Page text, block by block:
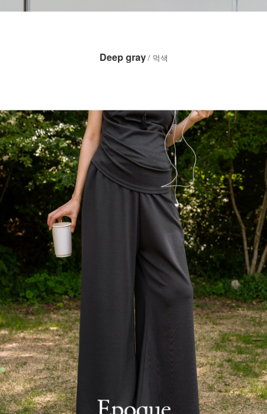
Deep gray/ 먹색